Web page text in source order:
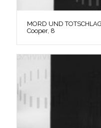
MORD UND
Cooper, 8